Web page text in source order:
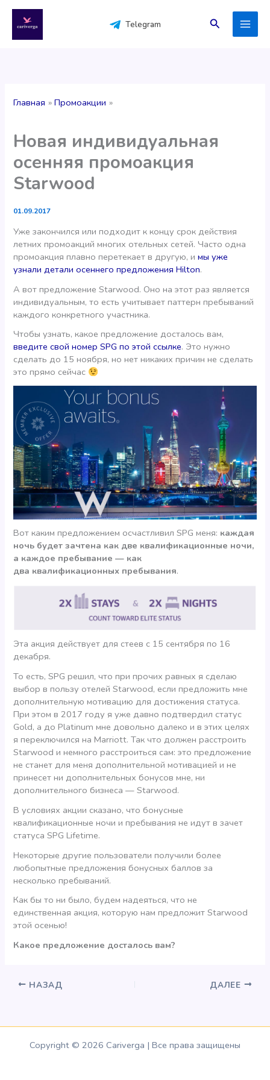
содержимому
Telegram Поиск
Главная Промоакции
Новая индивидуальная
осенняя промоакция
Starwood
01.09.2017
Уже закончился или подходит к концу срок действия
летних промоакций многих отельных сетей. Часто одна
промоакция плавно перетекает в другую, имы уже
узнали детали осеннего предложения Hilton.
А вот предложение Starwood. Оно на этот раз является
индивидуальным, то есть учитывает паттерн пребываний
каждого конкретного участника.
Чтобы узнать, какое предложение досталось вам,
введите свой номер SPG по этой ссылке. Это нужно
сделать до 15 ноября, но нет никаких причин не сделать
это прямо сейчас
Вот каким предложением осчастливил SPG меня: каждая
ночь будет зачтена как две квалификационные ночи,
а каждое пребывание — как
два квалификационных пребывания.
Эта акция действует для стеев с 15 сентября по 16
декабря.
То есть, SPG решил, что при прочих равных я сделаю
выбор в пользу отелей Starwood, если предложить мне
дополнительную мотивацию для достижения статуса.
При этом в 2017 году я уже давно подтвердил статус
Gold, а до Platinum мне довольно далеко и в этих целях
я переключился на Marriott. Так что должен расстроить
Starwood и немного расстроиться сам: это предложение
не станет для меня дополнительной мотивацией и не
принесет ни дополнительных бонусов мне, ни
дополнительного бизнеса — Starwood.
В условиях акции сказано, что бонусные
квалификационные ночи и пребывания не идут в зачет
статуса SPG Lifetime.
Некоторые другие пользователи получили более
любопытные предложения бонусных баллов за
несколько пребываний.
Как бы то ни было, будем надеяться, что не
единственная акция, которую нам предложит Starwood
этой осенью!
Какое предложение досталось вам?
НАЗАД ДАЛЕЕ
Copyright © 2026 Cariverga | Все права защищены